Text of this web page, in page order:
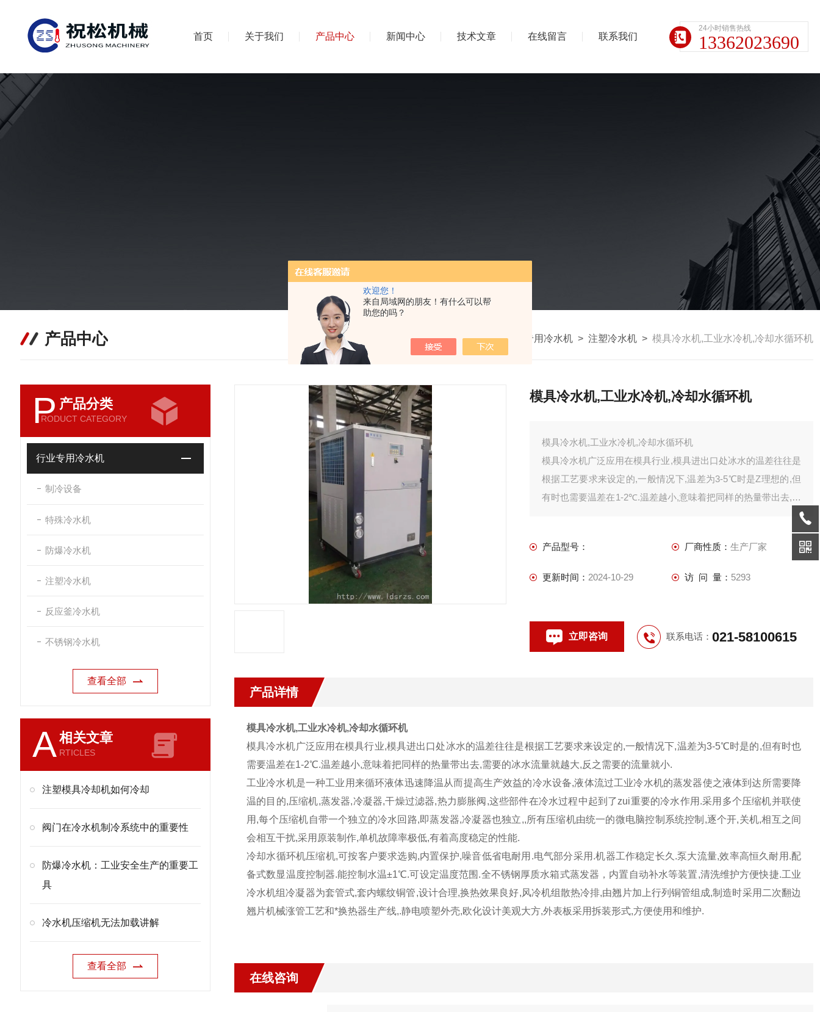
欢迎您！
来自局域网的朋友！有什么可以帮
助您的吗？
首页 关于我们 产品中心 新闻中心 技术文章 在线留言 联系我们
24小时销售热线
13362023690
产品中心 我的位置：首页>产品中心>行业专用冷水机 > 注塑冷水机 > 模具冷水机,工业水冷机,冷却水循环机
P 产品分类
RODUCT CATEGORY
行业专用冷水机
制冷设备
特殊冷水机
防爆冷水机
注塑冷水机
反应釜冷水机
不锈钢冷水机
查看全部
A相关文章
RTICLES
注塑模具冷却机如何冷却
阀门在冷水机制冷系统中的重要性
防爆冷水机：工业安全生产的重要工
具
冷水机压缩机无法加载讲解
查看全部
模具冷水机,工业水冷机,冷却水循环机
模具冷水机,工业水冷机,冷却水循环机
模具冷水机广泛应用在模具行业,模具进出口处冰水的温差往往是
根据工艺要求来设定的,一般情况下,温差为3-5℃时是Z理想的,但
有时也需要温差在1-2℃.温差越小,意味着把同样的热量带出去,需
产品型号： 厂商性质： 生产厂家
更新时间： 2024-10-29 访 问 量： 5293
立即咨询 联系电话： 021-58100615
产品详情
模具冷水机,工业水冷机,冷却水循环机
模具冷水机广泛应用在模具行业,模具进出口处冰水的温差往往是根据工艺要求来设定的,一般情况下,温差为3-5℃时是的,但有时也
需要温差在1-2℃.温差越小,意味着把同样的热量带出去,需要的冰水流量就越大,反之需要的流量就小.
工业冷水机是一种工业用来循环液体迅速降温从而提高生产效益的冷水设备,液体流过工业冷水机的蒸发器使之液体到达所需要降
温的目的,压缩机,蒸发器,冷凝器,干燥过滤器,热力膨胀阀,这些部件在冷水过程中起到了zui重要的冷水作用.采用多个压缩机并联使
用,每个压缩机自带一个独立的冷水回路,即蒸发器,冷凝器也独立,,所有压缩机由统一的微电脑控制系统控制,逐个开,关机,相互之间
会相互干扰,采用原装制作,单机故障率极低,有着高度稳定的性能.
冷却水循环机压缩机,可按客户要求选购,内置保护,噪音低省电耐用.电气部分采用.机器工作稳定长久.泵大流量,效率高恒久耐用.配
备式数显温度控制器.能控制水温±1℃.可设定温度范围.全不锈钢厚质水箱式蒸发器，内置自动补水等装置,清洗维护方便快捷.工业
冷水机组冷凝器为套管式,套内螺纹铜管,设计合理,换热效果良好,风冷机组散热冷排,由翘片加上行列铜管组成,制造时采用二次翻边
翘片机械涨管工艺和*换热器生产线,.静电喷塑外壳,欧化设计美观大方,外表板采用拆装形式,方便使用和维护.
在线咨询